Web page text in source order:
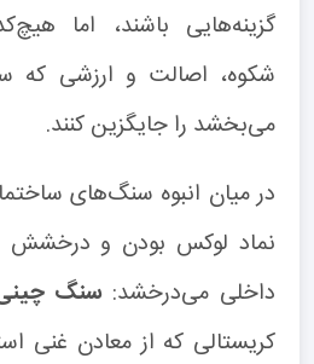
گزینه‌هایی باشند، اما
شکوه، اصالت و ارزشی که
می‌بخشد را جایگزین کنند.
در میان انبوه سنگ‌های
نماد لوکس بودن و درخشش
داخلی می‌درخشد:سنگ چینی
کریستالی که از معادن غنی